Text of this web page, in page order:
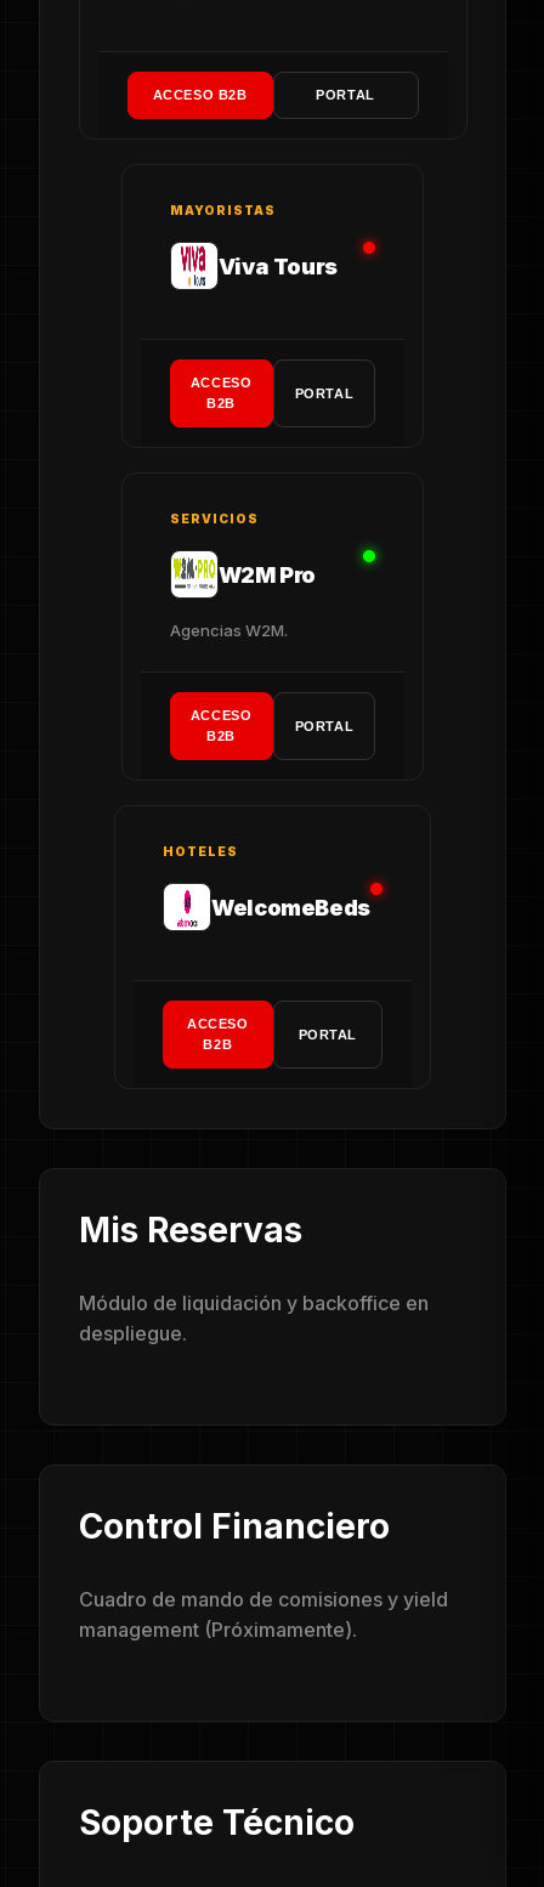
ACCESO B2B PORTAL
MAYORISTAS
Viva Tours
ACCESO
B2B
PORTAL
SERVICIOS
W2M Pro
Agencias W2M.
ACCESO
B2B
PORTAL
HOTELES
WelcomeBeds
ACCESO
B2B
PORTAL
Mis Reservas
Módulo de liquidación y backoffice en
despliegue.
Control Financiero
Cuadro de mando de comisiones y yield
management (Próximamente).
Soporte Técnico